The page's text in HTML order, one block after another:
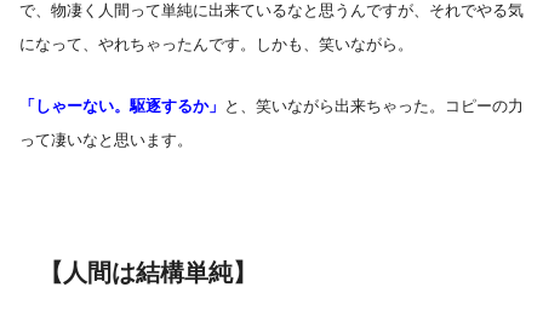
で、物凄く人間って単純に出来ているなと思うんですが、それでやる気
になって、やれちゃったんです。しかも、笑いながら。
「しゃーない。駆逐するか」 と、笑いながら出来ちゃった。コピーの力
って凄いなと思います。
【人間は結構単純】